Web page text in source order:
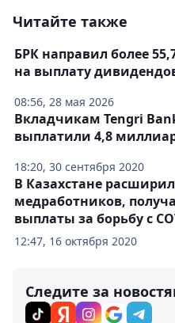
Читайте также
08:56, 28 мая 2026
БРК направил более
на выплату
18:20, 30 сентября 2020
Вкладчикам Tengri
выплатили 4,8
12:47, 16 октября 2020
В Казахстане
медработников,
выплаты за борьбу с
Следите за